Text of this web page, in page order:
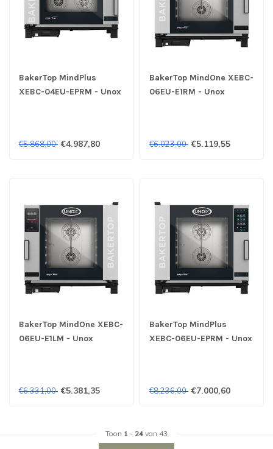
BakerTop MindPlus
XEBC-04EU-EPRM - Unox
€5.868,00 €4.987,80
BakerTop MindOne XEBC-
06EU-E1RM - Unox
€6.023,00 €5.119,55
BakerTop MindOne XEBC-
06EU-E1LM - Unox
€6.331,00 €5.381,35
BakerTop MindPlus
XEBC-06EU-EPRM - Unox
€8.236,00 €7.000,60
Toon 1 - 24 van 43